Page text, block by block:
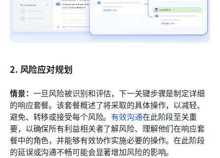
2. 风险应对规划
情景： 一旦风险被识别和评估，下一关键步骤是制定详细
的响应套餐。该套餐概述了将采取的具体操作，以减轻、
避免、转移或接受每个风险。 有效沟通在此阶段至关重
要，以确保所有利益相关者了解风险、理解他们在响应套
餐中的角色，并能够有效协作实施必要的操作。在此阶段
的延误或沟通不畅可能会显著增加风险的影响。